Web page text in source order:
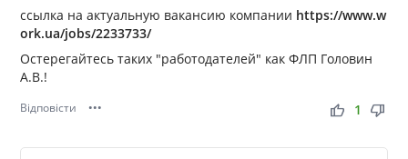
ссылка на актуальную вакансию компании https://www.w
ork.ua/jobs/2233733/
Остерегайтесь таких "работодателей" как ФЛП Головин
А.В.!
Відповісти ••• thumb_up thumb_down
1